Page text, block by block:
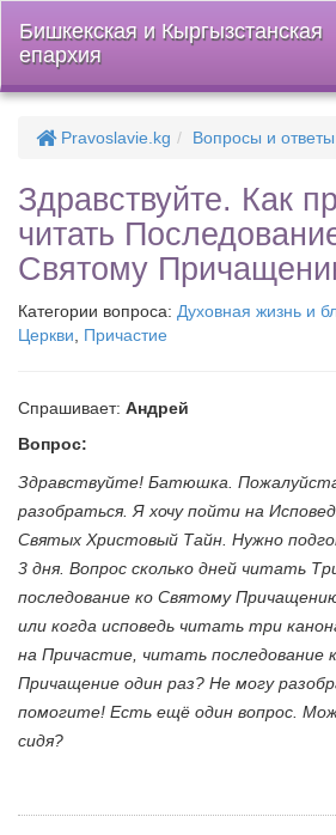
Бишкекская и Кыргызстанская
епархия
Pravoslavie.kg Вопросы и
Здравствуйте. Как
читать
Святому
Категории вопроса: Духовная жизнь и
Церкви
Причастие
Спрашивает: Андрей
Вопрос:
Здравствуйте! Батюшка.
разобраться. Я хочу пойти на
Святых Христовый Тайн. Нужно
3 дня. Вопрос сколько дней читать
последование ко Святому
или когда исповедь читать три
на Причастие, читать последование
Причащение один раз? Не могу
помогите! Есть ещё один вопрос.
сидя?